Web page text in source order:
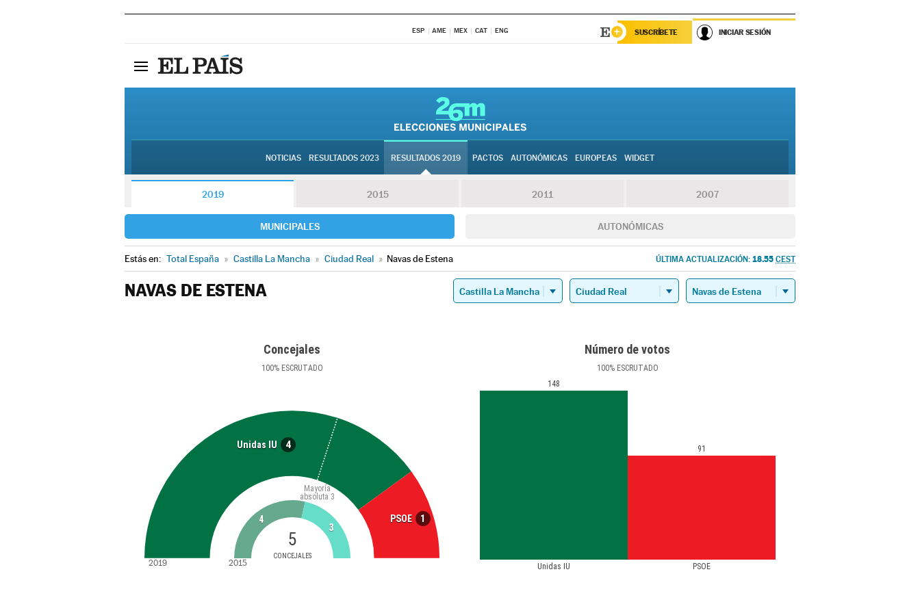
ESP AME MEX CAT ENG SUSCRÍBETE INICIAR SESIÓN
NOTICIAS RESULTADOS 2023 RESULTADOS 2019 PACTOS AUTONÓMICAS EUROPEAS WIDGET
2019 2015 2011 2007
MUNICIPALES AUTONÓMICAS
Estás en: Total España » Castilla La Mancha » Ciudad Real » Navas de Estena ÚLTIMA ACTUALIZACIÓN: 18.55 CEST
NAVAS DE ESTENA
Concejales
100%ESCRUTADO
Unidas IU 4
PSOE 1
5
CONCEJALES
Mayoría
absoluta 3
4
3
2019 2015
Número de votos
100%ESCRUTADO
Unidas IU PSOE
148
91